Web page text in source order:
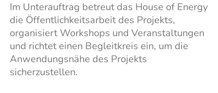
Im Unterauftrag betreut das House of Energy
die Öffentlichkeitsarbeit des Projekts,
organisiert Workshops und Veranstaltungen
und richtet einen Begleitkreis ein, um die
Anwendungsnähe des Projekts
sicherzustellen.